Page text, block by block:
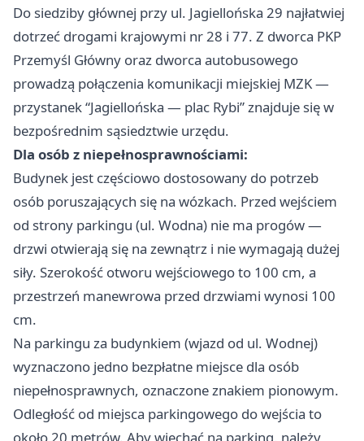
Do siedziby głównej przy ul. Jagiellońska 29 najłatwiej
dotrzeć drogami krajowymi nr 28 i 77. Z dworca PKP
Przemyśl Główny oraz dworca autobusowego
prowadzą połączenia komunikacji miejskiej MZK —
przystanek “Jagiellońska — plac Rybi” znajduje się w
bezpośrednim sąsiedztwie urzędu.
Dla osób z niepełnosprawnościami:
Budynek jest częściowo dostosowany do potrzeb
osób poruszających się na wózkach. Przed wejściem
od strony parkingu (ul. Wodna) nie ma progów —
drzwi otwierają się na zewnątrz i nie wymagają dużej
siły. Szerokość otworu wejściowego to 100 cm, a
przestrzeń manewrowa przed drzwiami wynosi 100
cm.
Na parkingu za budynkiem (wjazd od ul. Wodnej)
wyznaczono jedno bezpłatne miejsce dla osób
niepełnosprawnych, oznaczone znakiem pionowym.
Odległość od miejsca parkingowego do wejścia to